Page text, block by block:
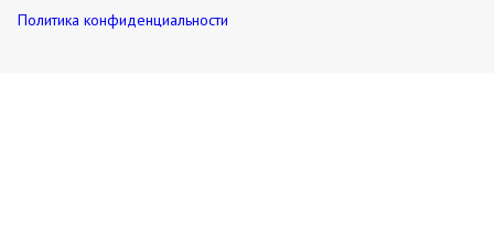
Политика конфиденциальности